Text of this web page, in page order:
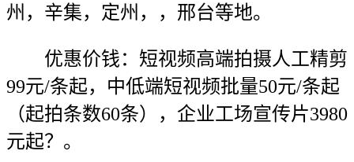
州，辛集，定州，，邢台等地。
优惠价钱：短视频高端拍摄人工精剪
99元/条起，中低端短视频批量50元/条起
（起拍条数60条），企业工场宣传片3980
元起？。